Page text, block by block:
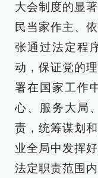
大会制度的显
民当家作主、
张通过法定程
动，保证党的
署在国家工作
心、服务大局
责，统筹谋划
业全局中发挥
法定职责范围